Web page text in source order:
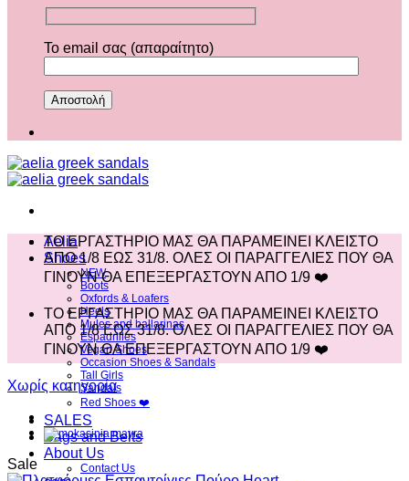
Το email σας (απαραίτητο)
Aelia
Shoes
NEW
Boots
Oxfords & Loafers
Heels
Mules and ballarinas
Espadrilles
Vegan Shoes
Occasion Shoes & Sandals
Tall Girls
Sandals
Red Shoes ❤️
SALES
Bags and Belts
About Us
Contact Us
ΤΟ ΕΡΓΑΣΤΗΡΙΟ ΜΑΣ ΘΑ ΠΑΡΑΜΕΙΝΕΙ ΚΛΕΙΣΤΟ
ΑΠΟ 1/8 ΕΩΣ 31/8. ΟΛΕΣ ΟΙ ΠΑΡΑΓΓΕΛΙΕΣ ΠΟΥ ΘΑ
ΓΙΝΟΥΝ ΘΑ ΕΠΕΞΕΡΓΑΣΤΟΥΝ ΑΠΟ 1/9 ❤️
ΤΟ ΕΡΓΑΣΤΗΡΙΟ ΜΑΣ ΘΑ ΠΑΡΑΜΕΙΝΕΙ ΚΛΕΙΣΤΟ
ΑΠΟ 1/8 ΕΩΣ 31/8. ΟΛΕΣ ΟΙ ΠΑΡΑΓΓΕΛΙΕΣ ΠΟΥ ΘΑ
ΓΙΝΟΥΝ ΘΑ ΕΠΕΞΕΡΓΑΣΤΟΥΝ ΑΠΟ 1/9 ❤️
Χωρίς κατηγορία
Sale